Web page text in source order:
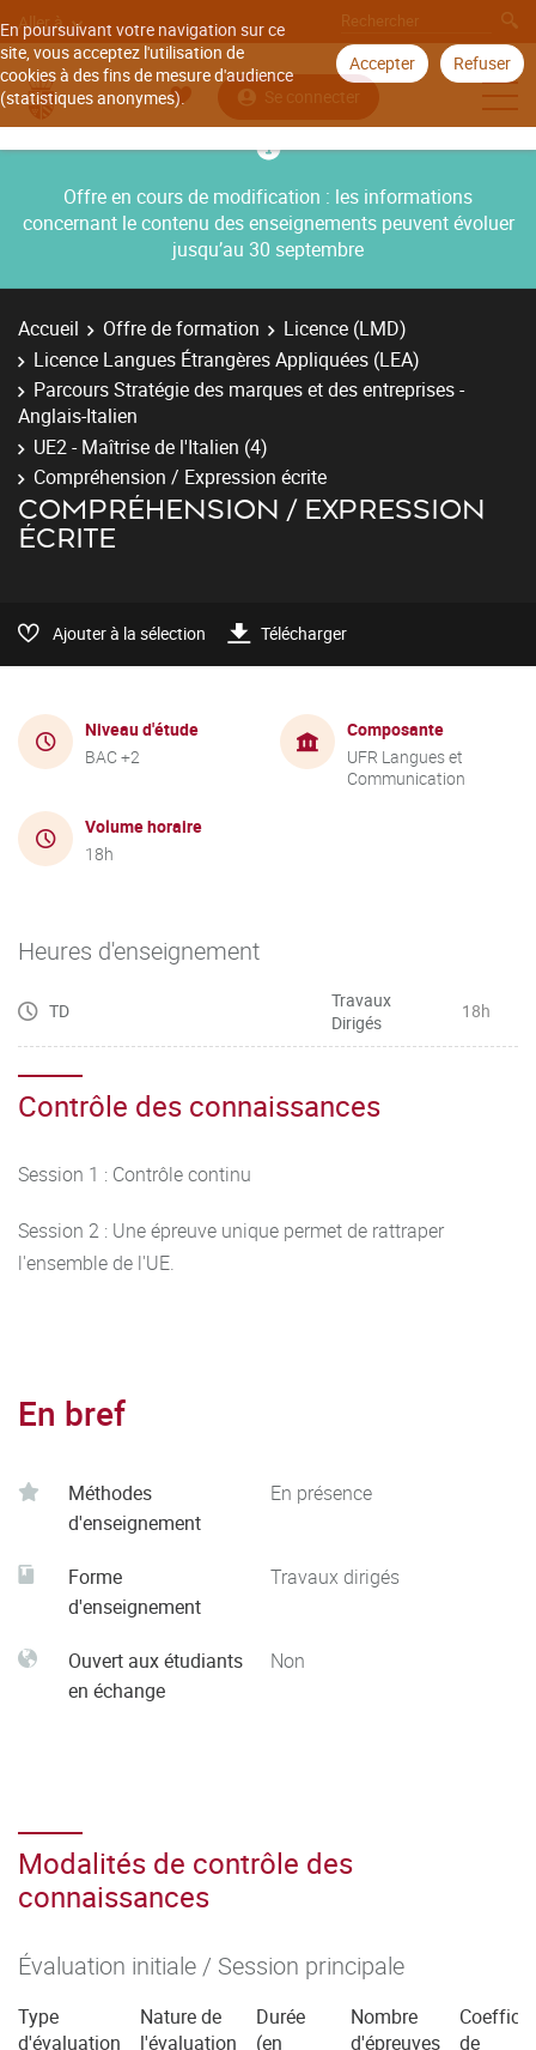
En poursuivant votre navigation sur ce
site, vous acceptez l'utilisation de
cookies à des fins de mesure d'audience
(statistiques anonymes).
Accepter Refuser
Aller à
Se connecter
Offre en cours de modification : les informations
concernant le contenu des enseignements peuvent évoluer
jusqu’au 30 septembre
Accueil Offre de formation
Licence (LMD)
Licence Langues Étrangères Appliquées (LEA)
Parcours Stratégie des marques et des entreprises -
Anglais-Italien
UE2 - Maîtrise de l'Italien (4)
Compréhension / Expression écrite
COMPRÉHENSION / EXPRESSION
ÉCRITE
Ajouter à la sélection Télécharger
Niveau d'étude
BAC +2
Composante
UFR Langues et
Communication
Volume horaire
18h
Heures d'enseignement
TD
Travaux
Dirigés
18h
Contrôle des connaissances
Session 1 : Contrôle continu
Session 2 : Une épreuve unique permet de rattraper
l'ensemble de l'UE.
En bref
Méthodes
d'enseignement
En présence
Forme
d'enseignement
Travaux dirigés
Ouvert aux étudiants
en échange
Non
Modalités de contrôle des
connaissances
Évaluation initiale / Session principale
Type
d'évaluation
Nature de
l'évaluation
Durée
(en
Nombre
d'épreuves
de